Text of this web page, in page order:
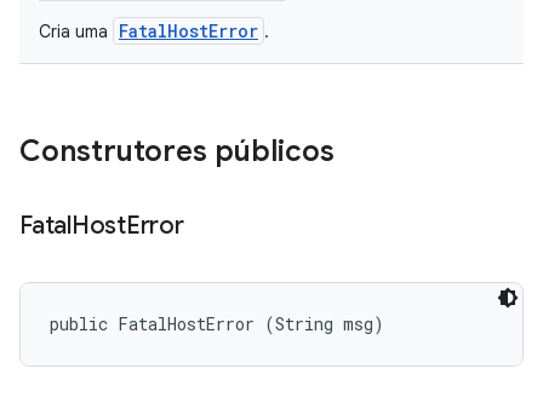
Cria uma FatalHostError .
Construtores públicos
FatalHostError
public FatalHostError (String msg)